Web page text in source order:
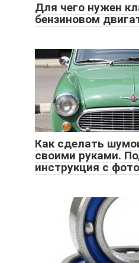
Для чего нужен
бензиновом
Как сделать
своими руками.
инструкция с фото